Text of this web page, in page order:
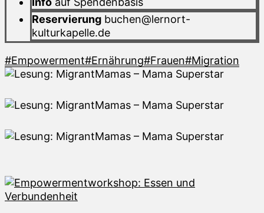
Reservierung buchen@lernort-
kulturkapelle.de
#Empowerment#Ernährung#Frauen#Migration